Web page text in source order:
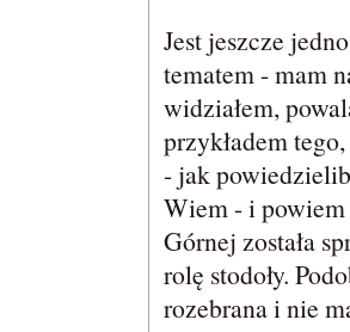
Jest jeszcze
tematem - mam
widziałem,
przykładem
- jak
Wiem - i powiem
Górnej została
rolę stodoły.
rozebrana i nie